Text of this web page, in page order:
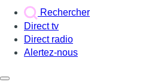
Rechercher
Direct tv
Direct radio
Alertez-nous